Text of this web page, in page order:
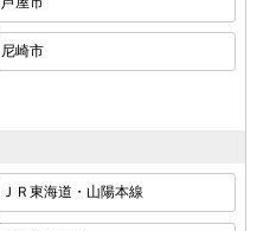
尼崎市
ＪＲ東海道・山陽本線